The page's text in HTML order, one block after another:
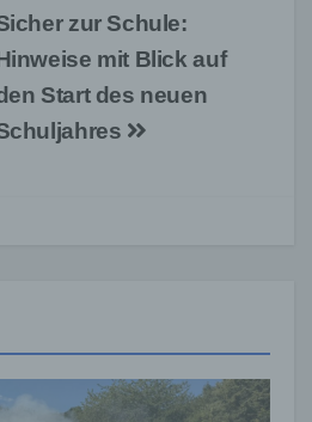
zur Schule:
mit Blick auf
Start des neuen